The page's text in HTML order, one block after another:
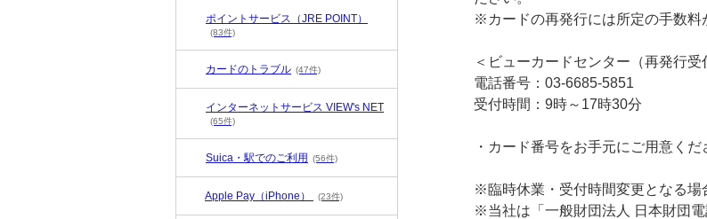
ポイントサービス（JRE POINT）
(83件)
カードのトラブル (47件)
インターネットサービス VIEW's NET
(65件)
Suica・駅でのご利用 (56件)
Apple Pay（iPhone） (23件)
※カードの再発行には所定の手数料
＜ビューカードセンター（再発行受
電話番号：03-6685-5851
受付時間：9時～17時30分
・カード番号をお手元にご用意くだ
※臨時休業・受付時間変更となる場
※当社は「一般財団法人 日本財団